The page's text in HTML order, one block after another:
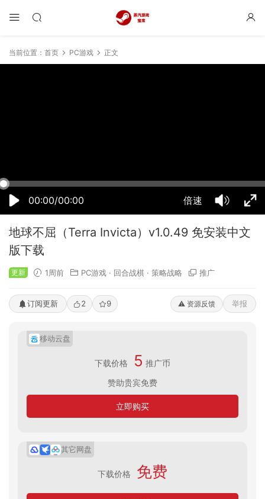
当前位置： 首页 PC游戏 正文
00:00/00:00 倍速
50% 75% 100%
地球不屈（Terra Invicta）v1.0.49 免安装中文
版下载
更新 1周前 PC游戏 · 回合战棋 · 策略战略 推广
订阅更新 2 9 ⚠️ 资源反馈 举报
移动云盘
下载价格 5 推广币
赞助贵宾免费
立即购买
其它网盘
下载价格 免费